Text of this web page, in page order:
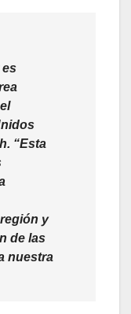
“Esta
y
de las
nuestra